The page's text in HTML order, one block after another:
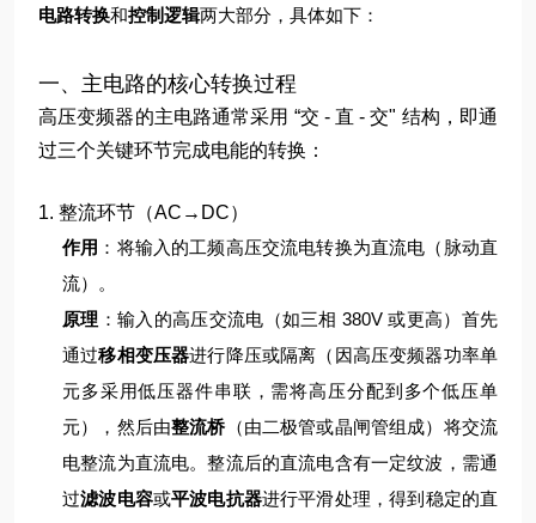
电路转换和控制逻辑两大部分，具体如下：
一、主电路的核心转换过程
高压变频器的主电路通常采用 “交 - 直 - 交" 结构，即通
过三个关键环节完成电能的转换：
1. 整流环节（AC→DC）
作用 ：将输入的工频高压交流电转换为直流电（脉动直
流）。
原理 ： 输入的高压交流电（如三相 380V 或更高）首先
通过移相变压器进行降压或隔离（因高压变频器功率单
元多采用低压器件串联，需将高压分配到多个低压单
元），然后由整流桥（由二极管或晶闸管组成）将交流
电整流为直流电。整流后的直流电含有一定纹波，需通
过滤波电容或平波电抗器进行平滑处理，得到稳定的直